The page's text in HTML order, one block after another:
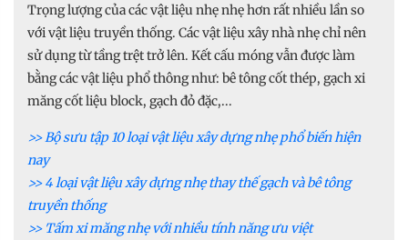
Trọng lượng của các vật liệu nhẹ nhẹ hơn rất nhiều lần so
với vật liệu truyền thống. Các vật liệu xây nhà nhẹ chỉ nên
sử dụng từ tầng trệt trở lên. Kết cấu móng vẫn được làm
bằng các vật liệu phổ thông như: bê tông cốt thép, gạch xi
măng cốt liệu block, gạch đỏ đặc,...
>> Bộ sưu tập 10 loại vật liệu xây dựng nhẹ phổ biến hiện
nay
>> 4 loại vật liệu xây dựng nhẹ thay thế gạch và bê tông
truyền thống
>> Tấm xi măng nhẹ với nhiều tính năng ưu việt